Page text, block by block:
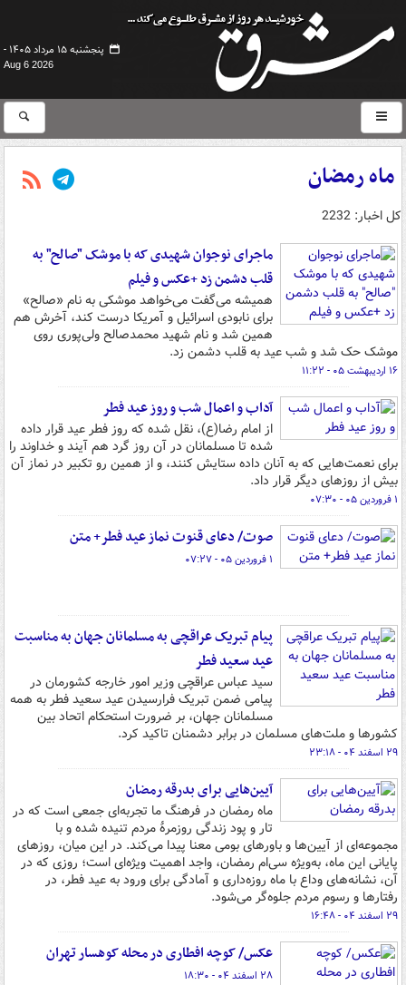
پنجشنبه ۱۵ مرداد ۱۴۰۵ -
Aug 6 2026
ماه رمضان
کل اخبار: 2232
ماجرای نوجوان شهیدی که با موشک "صالح" به
قلب دشمن زد +عکس و فیلم
همیشه می‌گفت می‌خواهد موشکی به نام «صالح»
برای نابودی اسرائیل و آمریکا درست کند، آخرش هم
همین شد و نام شهید محمدصالح ولی‌پوری روی
موشک حک شد و شب عید به قلب دشمن زد.
۱۶ اردیبهشت ۰۵ - ۱۱:۲۲
آداب و اعمال شب و روز عید فطر
از امام رضا(ع)، نقل شده که روز فطر عید قرار داده
شده تا مسلمانان در آن روز گرد هم آیند و خداوند را
برای نعمت‌هایی که به آنان داده ستایش کنند، و از همین رو تکبیر در نماز آن
بیش از روزهای دیگر قرار داد.
۱ فروردین ۰۵ - ۰۷:۳۰
صوت/ دعای قنوت نماز عید فطر+ متن
۱ فروردین ۰۵ - ۰۷:۲۷
پیام تبریک عراقچی به مسلمانان جهان به مناسبت
عید سعید فطر
سید عباس عراقچی وزیر امور خارجه کشورمان در
پیامی ضمن تبریک فرارسیدن عید سعید فطر به همه
مسلمانان جهان، بر ضرورت استحکام اتحاد بین
کشورها و ملت‌های مسلمان در برابر دشمنان تاکید کرد.
۲۹ اسفند ۰۴ - ۲۳:۱۸
آیین‌هایی برای بدرقه رمضان
ماه رمضان در فرهنگ ما تجربه‌ای جمعی است که در
تار و پود زندگی روزمرۀ مردم تنیده شده و با
مجموعه‌ای از آیین‌ها و باورهای بومی معنا پیدا می‌کند. در این میان، روزهای
پایانی این ماه، به‌ویژه سی‌ام رمضان، واجد اهمیت ویژه‌ای است؛ روزی که در
آن، نشانه‌های وداع با ماه روزه‌داری و آمادگی برای ورود به عید فطر، در
رفتارها و رسوم مردم جلوه‌گر می‌شود.
۲۹ اسفند ۰۴ - ۱۶:۴۸
عکس/ کوچه افطاری در محله کوهسار تهران
۲۸ اسفند ۰۴ - ۱۸:۳۰